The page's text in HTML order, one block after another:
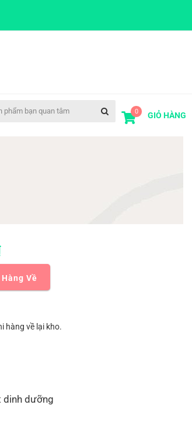
0 GIỎ HÀNG
Về
hàng về lại kho.
dinh dưỡng